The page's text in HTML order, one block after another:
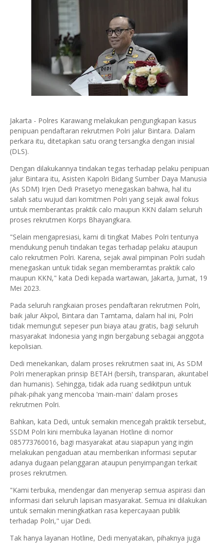
Jakarta - Polres Karawang melakukan pengungkapan kasus
penipuan pendaftaran rekrutmen Polri jalur Bintara. Dalam
perkara itu, ditetapkan satu orang tersangka dengan inisial
(DLS).
Dengan dilakukannya tindakan tegas terhadap pelaku penipuan
jalur Bintara itu, Asisten Kapolri Bidang Sumber Daya Manusia
(As SDM) Irjen Dedi Prasetyo menegaskan bahwa, hal itu
salah satu wujud dari komitmen Polri yang sejak awal fokus
untuk memberantas praktik calo maupun KKN dalam seluruh
proses rekrutmen Korps Bhayangkara.
"Selain mengapresiasi, kami di tingkat Mabes Polri tentunya
mendukung penuh tindakan tegas terhadap pelaku ataupun
calo rekrutmen Polri. Karena, sejak awal pimpinan Polri sudah
menegaskan untuk tidak segan memberamtas praktik calo
maupun KKN," kata Dedi kepada wartawan, Jakarta, Jumat, 19
Mei 2023.
Pada seluruh rangkaian proses pendaftaran rekrutmen Polri,
baik jalur Akpol, Bintara dan Tamtama, dalam hal ini, Polri
tidak memungut sepeser pun biaya atau gratis, bagi seluruh
masyarakat Indonesia yang ingin bergabung sebagai anggota
kepolisian.
Dedi menekankan, dalam proses rekrutmen saat ini, As SDM
Polri menerapkan prinsip BETAH (bersih, transparan, akuntabel
dan humanis). Sehingga, tidak ada ruang sedikitpun untuk
pihak-pihak yang mencoba 'main-main' dalam proses
rekrutmen Polri.
Bahkan, kata Dedi, untuk semakin mencegah praktik tersebut,
SSDM Polri kini membuka layanan Hotline di nomor
085773760016, bagi masyarakat atau siapapun yang ingin
melakukan pengaduan atau memberikan informasi seputar
adanya dugaan pelanggaran ataupun penyimpangan terkait
proses rekrutmen.
"Kami terbuka, mendengar dan menyerap semua aspirasi dan
informasi dari seluruh lapisan masyarakat. Semua ini dilakukan
untuk semakin meningkatkan rasa kepercayaan publik
terhadap Polri," ujar Dedi.
Tak hanya layanan Hotline, Dedi menyatakan, pihaknya juga